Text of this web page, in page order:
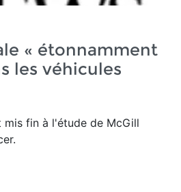
« étonnamment
les véhicules
mis fin à l'étude de McGill